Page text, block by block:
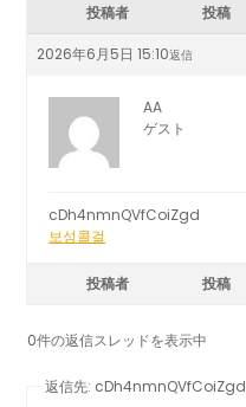
投稿者 投稿
2026年6月5日 15:10返信
AA
ゲスト
cDh4nmnQVfCoiZgd
보성콜걸
投稿者 投稿
0件の返信スレッドを表示中
返信先: cDh4nmnQVfCoiZgd